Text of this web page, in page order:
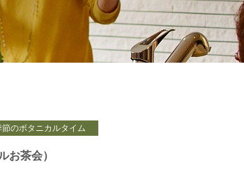
節のボタニカルタイム
お茶会）